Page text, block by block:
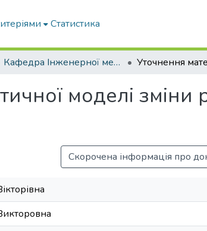
Статистика
Кафедра Інженерної механіки та комп'ютерного проектування
моделі зміни
Скорочена інформація про